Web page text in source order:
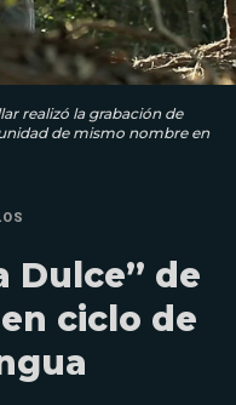
realizó la grabación de
de mismo nombre en
Dulce” de
ciclo de